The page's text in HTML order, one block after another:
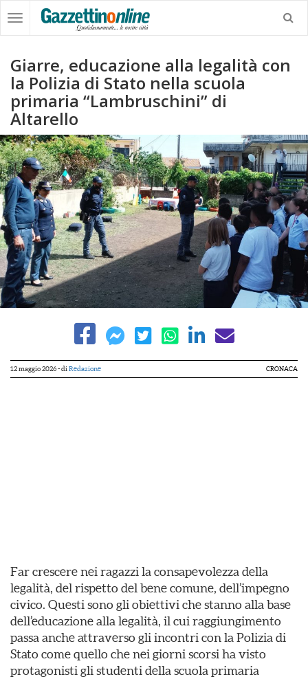
Giarre, educazione alla legalità con
la Polizia di Stato nella scuola
primaria “Lambruschini” di
Altarello
12 maggio 2026- di Redazione CRONACA
Far crescere nei ragazzi la consapevolezza della
legalità, del rispetto del bene comune, dell’impegno
civico. Questi sono gli obiettivi che stanno alla base
dell’educazione alla legalità, il cui raggiungimento
passa anche attraverso gli incontri con la Polizia di
Stato come quello che nei giorni scorsi ha visto
protagonisti gli studenti della scuola primaria